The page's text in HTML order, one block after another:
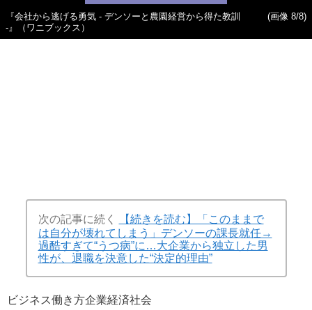
『会社から逃げる勇気 - デンソーと農園経営から得た教訓
-』（ワニブックス）
(画像 8/8)
次の記事に続く
【続きを読む】「このままで
は自分が壊れてしまう」デンソーの課長就任→
過酷すぎて“うつ病”に…大企業から独立した男
性が、退職を決意した“決定的理由”
ビジネス働き方企業経済社会